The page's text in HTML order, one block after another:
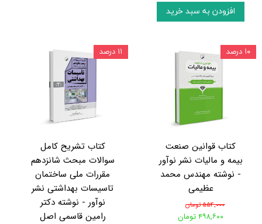
افزودن به سبد خرید
کتاب قوانین صنعت
بیمه و مالیات نشر نوآور
- نوشته مهندس محمد
عظیمی
۵۵۴,۰۰۰ تومان
۴۹۸,۶۰۰ تومان
۱۰ درصد
کتاب تشریح کامل
سوالات مبحث شانزدهم
مقررات ملی ساختمان
تاسیسات بهداشتی نشر
نوآور - نوشته دکتر
رامین قاسمی اصل
۱۱ درصد